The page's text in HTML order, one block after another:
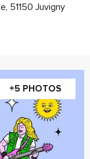
51150 Juvigny
+5 PHOTOS